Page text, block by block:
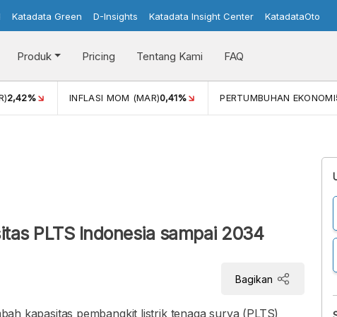
Katadata Green D-Insights Katadata Insight Center KatadataOto
Produk Pricing Tentang Kami FAQ
2,42% INFLASI MOM (MAR)0,41% PERTUMBUHAN EKONOMI
PLTS Indonesia sampai 2034
Bagikan
kapasitas pembangkit listrik tenaga surya (PLTS)